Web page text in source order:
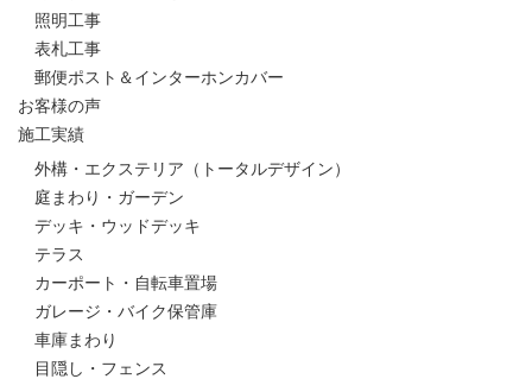
照明工事
表札工事
郵便ポスト＆インターホンカバー
お客様の声
施工実績
外構・エクステリア（トータルデザイン）
庭まわり・ガーデン
デッキ・ウッドデッキ
テラス
カーポート・自転車置場
ガレージ・バイク保管庫
車庫まわり
目隠し・フェンス